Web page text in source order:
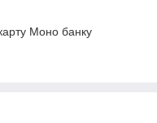
Моно банку